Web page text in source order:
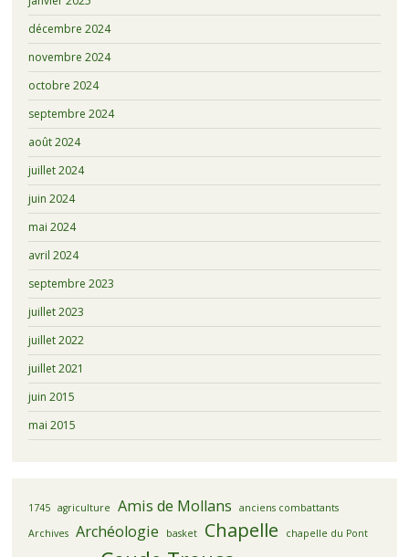
décembre 2024
novembre 2024
octobre 2024
septembre 2024
août 2024
juillet 2024
juin 2024
mai 2024
avril 2024
septembre 2023
juillet 2023
juillet 2022
juillet 2021
juin 2015
mai 2015
1745 agriculture Amis de Mollans
anciens combattants
Archives Archéologie basket Chapelle chapelle du Pont